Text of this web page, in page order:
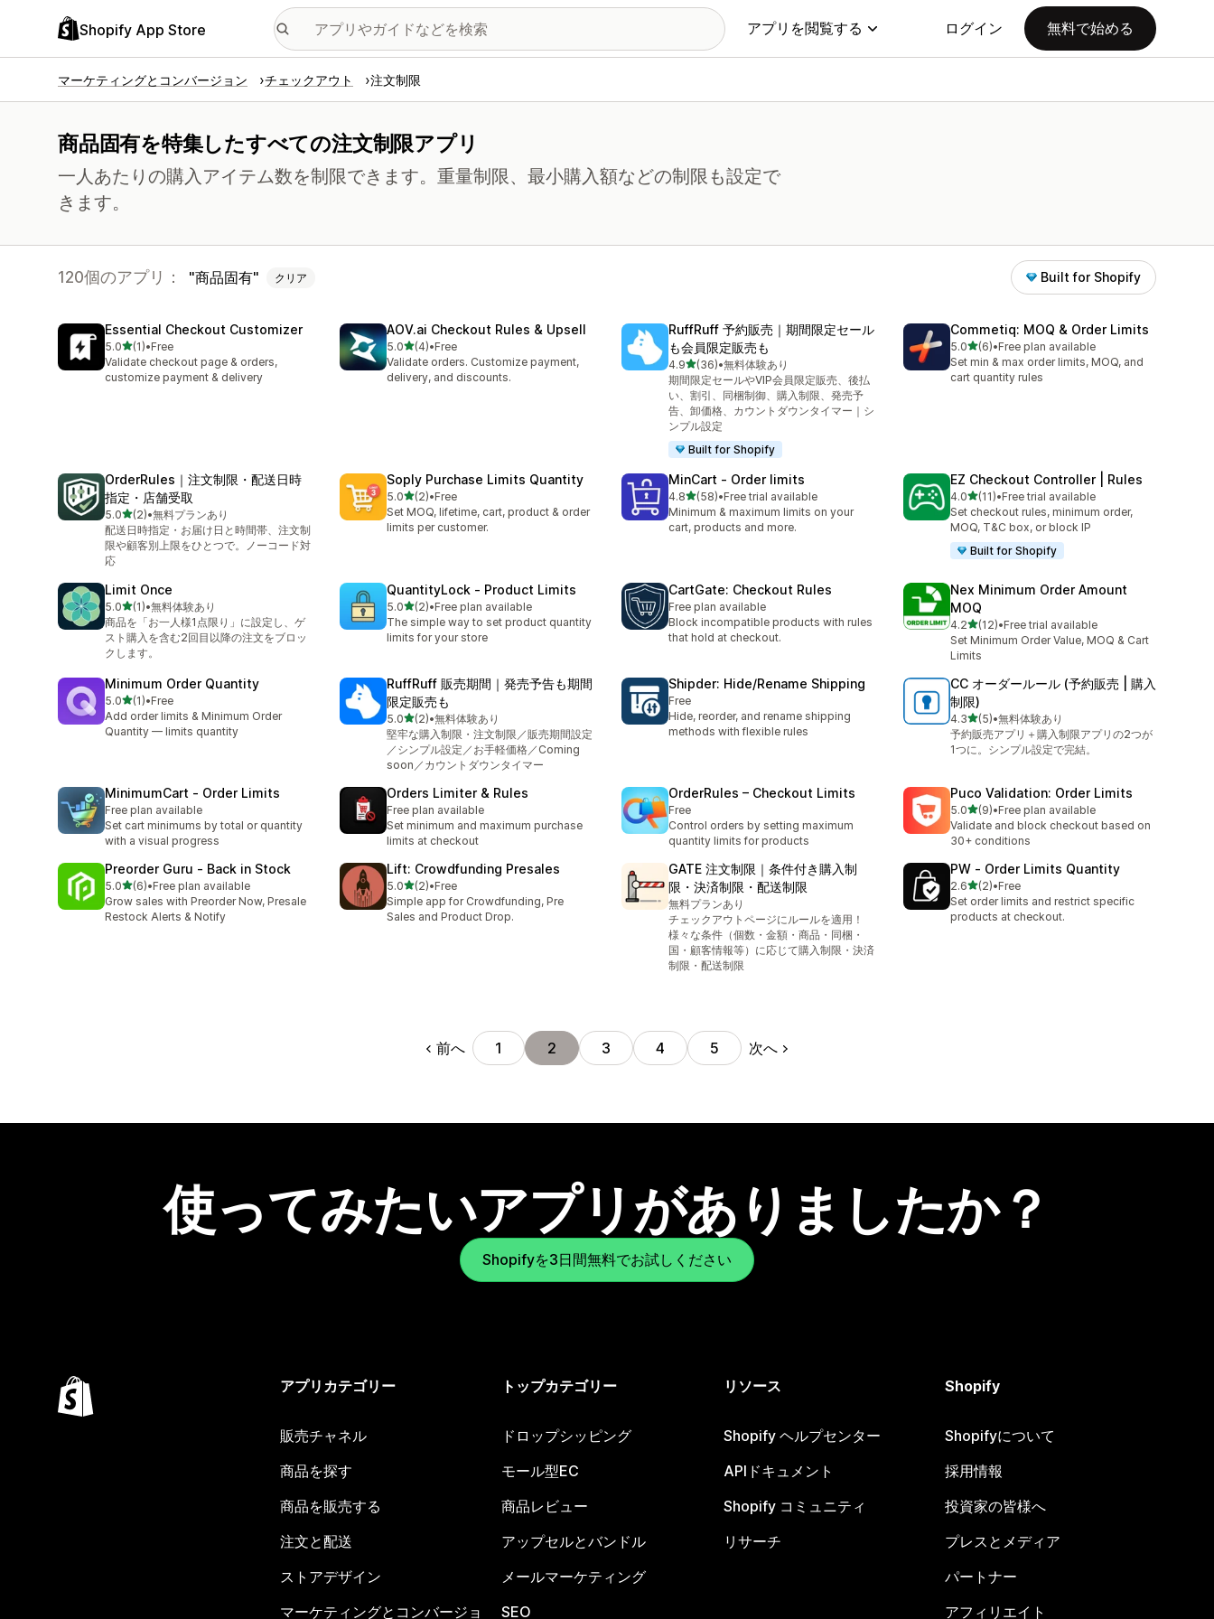
Shopify App Store アプリを閲覧する ログイン 無料で始める
マーケティングとコンバージョン チェックアウト 注文制限
商品固有を特集したすべての注文制限アプリ
一人あたりの購入アイテム数を制限できます。重量制限、最小購入額などの制限も設定で
きます。
120個のアプリ： 商品固有 クリア Built for Shopify
Essential Checkout Customizer
5.05つ星中
(1)
合計レビュー数：1件
•Free
Validate checkout page & orders,
customize payment & delivery
AOV.ai Checkout Rules & Upsell
5.05つ星中
(4)
合計レビュー数：4件
•Free
Validate orders. Customize payment,
delivery, and discounts.
RuffRuff 予約販売｜期間限定セール
も会員限定販売も
4.95つ星中
(36)
合計レビュー数：36件
•無料体験あり
期間限定セールやVIP会員限定販売、後払
い、割引、同梱制御、購入制限、発売予
告、卸価格、カウントダウンタイマー｜シ
ンプル設定
Built for Shopify
Commetiq: MOQ & Order Limits
5.05つ星中
(6)
合計レビュー数：6件
•Free plan available
Set min & max order limits, MOQ, and
cart quantity rules
OrderRules｜注文制限・配送日時
指定・店舗受取
5.05つ星中
(2)
合計レビュー数：2件
•無料プランあり
配送日時指定・お届け日と時間帯、注文制
限や顧客別上限をひとつで。ノーコード対
応
Soply Purchase Limits Quantity
5.05つ星中
(2)
合計レビュー数：2件
•Free
Set MOQ, lifetime, cart, product & order
limits per customer.
MinCart ‑ Order limits
4.85つ星中
(58)
合計レビュー数：58件
•Free trial available
Minimum & maximum limits on your
cart, products and more.
EZ Checkout Controller | Rules
4.05つ星中
(11)
合計レビュー数：11件
•Free trial available
Set checkout rules, minimum order,
MOQ, T&C box, or block IP
Built for Shopify
Limit Once
5.05つ星中
(1)
合計レビュー数：1件
•無料体験あり
商品を「お一人様1点限り」に設定し、ゲ
スト購入を含む2回目以降の注文をブロッ
クします。
QuantityLock ‑ Product Limits
5.05つ星中
(2)
合計レビュー数：2件
•Free plan available
The simple way to set product quantity
limits for your store
CartGate: Checkout Rules
Free plan available
Block incompatible products with rules
that hold at checkout.
Nex Minimum Order Amount
MOQ
4.25つ星中
(12)
合計レビュー数：12件
•Free trial available
Set Minimum Order Value, MOQ & Cart
Limits
Minimum Order Quantity
5.05つ星中
(1)
合計レビュー数：1件
•Free
Add order limits & Minimum Order
Quantity — limits quantity
RuffRuff 販売期間｜発売予告も期間
限定販売も
5.05つ星中
(2)
合計レビュー数：2件
•無料体験あり
堅牢な購入制限・注文制限／販売期間設定
／シンプル設定／お手軽価格／Coming
soon／カウントダウンタイマー
Shipder: Hide/Rename Shipping
Free
Hide, reorder, and rename shipping
methods with flexible rules
CC オーダールール (予約販売 | 購入
制限)
4.35つ星中
(5)
合計レビュー数：5件
•無料体験あり
予約販売アプリ＋購入制限アプリの2つが
1つに。シンプル設定で完結。
MinimumCart ‑ Order Limits
Free plan available
Set cart minimums by total or quantity
with a visual progress
Orders Limiter & Rules
Free plan available
Set minimum and maximum purchase
limits at checkout
OrderRules – Checkout Limits
Free
Control orders by setting maximum
quantity limits for products
Puco Validation: Order Limits
5.05つ星中
(9)
合計レビュー数：9件
•Free plan available
Validate and block checkout based on
30+ conditions
Preorder Guru ‑ Back in Stock
5.05つ星中
(6)
合計レビュー数：6件
•Free plan available
Grow sales with Preorder Now, Presale
Restock Alerts & Notify
Lift: Crowdfunding Presales
5.05つ星中
(2)
合計レビュー数：2件
•Free
Simple app for Crowdfunding, Pre
Sales and Product Drop.
GATE 注文制限｜条件付き購入制
限・決済制限・配送制限
無料プランあり
チェックアウトページにルールを適用！
様々な条件（個数・金額・商品・同梱・
国・顧客情報等）に応じて購入制限・決済
制限・配送制限
PW ‑ Order Limits Quantity
2.65つ星中
(2)
合計レビュー数：2件
•Free
Set order limits and restrict specific
products at checkout.
前へ 1 2 3 4 5 次へ
使ってみたいアプリがありましたか？
Shopifyを3日間無料でお試しください
アプリカテゴリー
販売チャネル
商品を探す
商品を販売する
注文と配送
ストアデザイン
マーケティングとコンバージョ
トップカテゴリー
ドロップシッピング
モール型EC
商品レビュー
アップセルとバンドル
メールマーケティング
SEO
リソース
Shopify ヘルプセンター
APIドキュメント
Shopify コミュニティ
リサーチ
Shopify
Shopifyについて
採用情報
投資家の皆様へ
プレスとメディア
パートナー
アフィリエイト